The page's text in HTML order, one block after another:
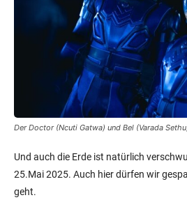
Der Doctor (Ncuti Gatwa) und Bel (Varada
Und auch die Erde ist natürlich
25.Mai 2025. Auch hier dürfen wir
geht.